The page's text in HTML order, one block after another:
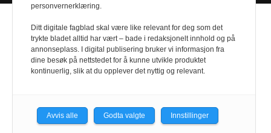
Design byNordström Design- Powered by
personvernerklæring.
Ditt digitale fagblad skal være like relevant for deg som det
trykte bladet alltid har vært – bade i redaksjonelt innhold og på
annonseplass. I digital publisering bruker vi informasjon fra
dine besøk på nettstedet for å kunne utvikle produktet
kontinuerlig, slik at du opplever det nyttig og relevant.
Avvis alle Godta valgte Innstillinger